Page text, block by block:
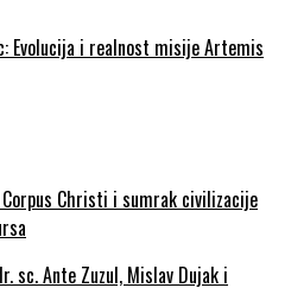
Evolucija i realnost misije Artemis
Christi i sumrak civilizacije